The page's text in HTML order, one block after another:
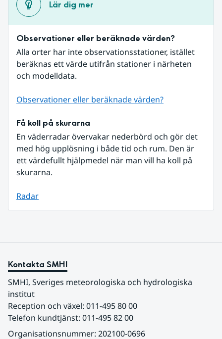
Lär dig mer
Observationer eller beräknade värden?
Alla orter har inte observationsstationer, istället
beräknas ett värde utifrån stationer i närheten
och modelldata.
Observationer eller beräknade värden?
Få koll på skurarna
En väderradar övervakar nederbörd och gör det
med hög upplösning i både tid och rum. Den är
ett värdefullt hjälpmedel när man vill ha koll på
skurarna.
Radar
Kontakta SMHI
SMHI, Sveriges meteorologiska och hydrologiska
institut
Reception och växel: 011-495 80 00
Telefon kundtjänst: 011-495 82 00
Organisationsnummer: 202100-0696